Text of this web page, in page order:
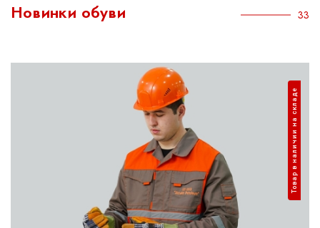
Новинки обуви 33
Товар в наличии на складе